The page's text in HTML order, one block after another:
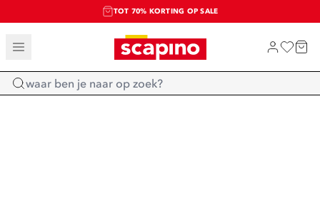
TOT 70% KORTING OP SALE
SALE: LAATSTE KANS!
SHOP NIEUW
Home